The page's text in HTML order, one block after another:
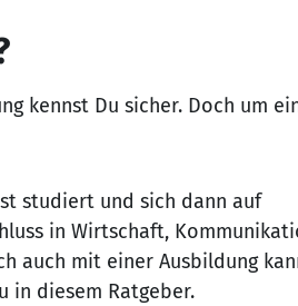
kennst Du sicher. Doch um
studiert und sich dann auf
in Wirtschaft,
auch mit einer Ausbildung
in diesem Ratgeber.